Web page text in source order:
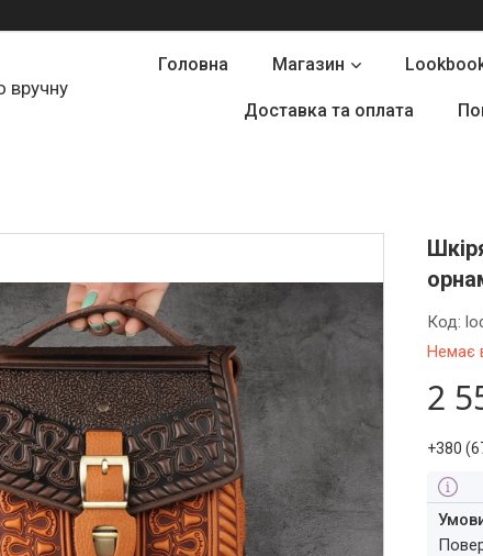
вручну
Головна Магазин
Доставка та оплата
Немає
Код:
2
+380